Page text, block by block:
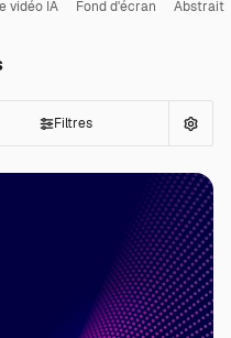
vidéo IA Fond d'écran Abstrait
Filtres